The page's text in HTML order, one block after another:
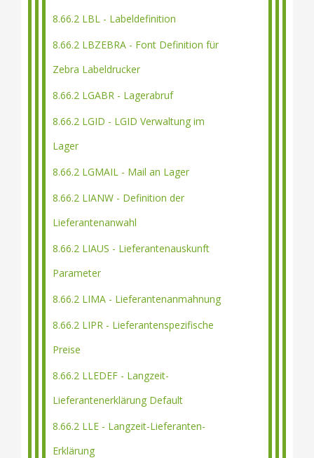
8.66.2 LBL - Labeldefinition
8.66.2 LBZEBRA - Font Definition für
Zebra Labeldrucker
8.66.2 LGABR - Lagerabruf
8.66.2 LGID - LGID Verwaltung im
Lager
8.66.2 LGMAIL - Mail an Lager
8.66.2 LIANW - Definition der
Lieferantenanwahl
8.66.2 LIAUS - Lieferantenauskunft
Parameter
8.66.2 LIMA - Lieferantenanmahnung
8.66.2 LIPR - Lieferantenspezifische
Preise
8.66.2 LLEDEF - Langzeit-
Lieferantenerklärung Default
8.66.2 LLE - Langzeit-Lieferanten-
Erklärung